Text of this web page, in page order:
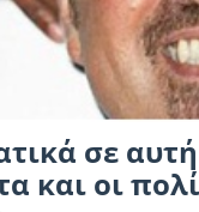
σε
και οι